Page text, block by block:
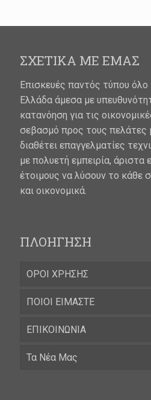
ΣΧΕΤΙΚΑ ΜΕ ΕΜΑΣ
Επισκευές παντός τύπου
Ελλάδα άμεσα με
κατανόηση για τις
σεβασμό προς τους πελάτες
διαθέτει επαγγελματίες
με πολυετή εμπειρία, άριστα
έτοιμους να λύσουν το κάθε
και οικονομικά.
ΠΛΟΗΓΗΣΗ
ΟΡΟΙ ΧΡΗΣΗΣ
ΠΟΙΟΙ ΕΙΜΑΣΤΕ
ΕΠΙΚΟΙΝΩΝΙΑ
Τα Νέα Μας